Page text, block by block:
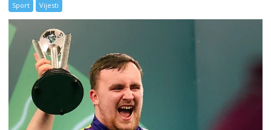
Sport Vijesti